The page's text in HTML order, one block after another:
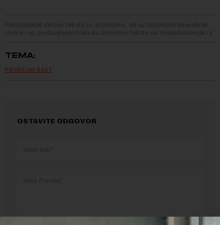
Preuzimanje delova teksta je dozvoljeno, ali uz obavezno navođenje
izvora i uz postavljanje linka ka izvornom tekstu na novaekonomija.rs
TEMA:
PRIVREDNI RAST
OSTAVITE ODGOVOR